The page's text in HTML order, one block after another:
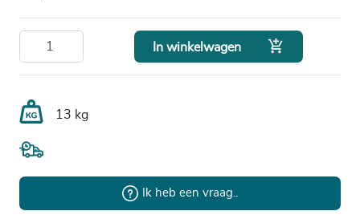
In winkelwagen 
13 kg
Ik heb een vraag..